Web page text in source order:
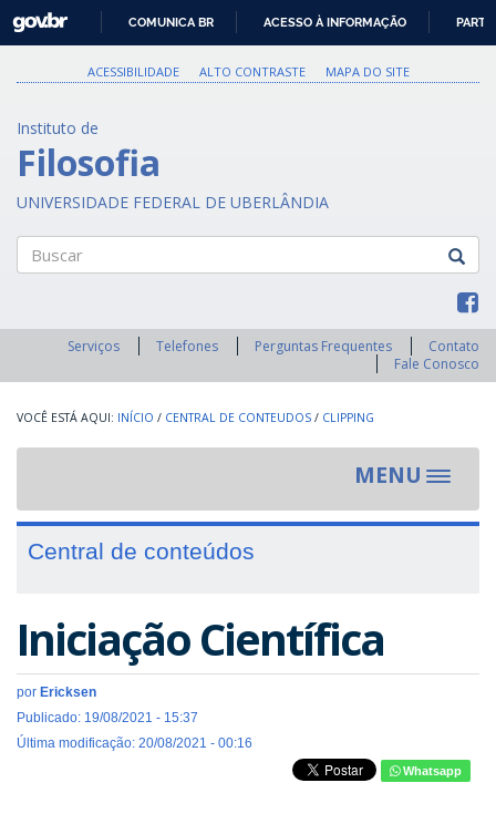
PARA
O
GOVBR
COMUNICA BR ACESSO À INFORMAÇÃO
ACESSIBILIDADE ALTO CONTRASTE MAPA DO SITE
Instituto de
Filosofia
UNIVERSIDADE FEDERAL DE UBERLÂNDIA
Serviços Telefones Perguntas Frequentes
Contato
Fale Conosco
INÍCIO / CENTRAL DE CONTEUDOS / CLIPPING
MENU
Toggle
Central de conteúdos
Iniciação Científica
por Ericksen
Publicado: 19/08/2021 - 15:37
Última modificação: 20/08/2021 - 00:16
Whatsapp